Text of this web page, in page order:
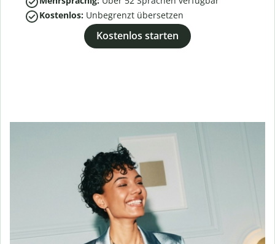
Kostenlos: Unbegrenzt übersetzen
Kostenlos starten